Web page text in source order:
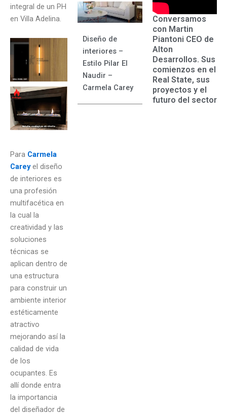
integral de un PH
en Villa Adelina.
Para Carmela
Careyel diseño
de interiores es
una profesión
multifacética en
la cual la
creatividad y las
soluciones
técnicas se
aplican dentro de
una estructura
para construir un
ambiente interior
estéticamente
atractivo
mejorando así la
calidad de vida
de los
ocupantes. Es
allí donde entra
la importancia
del diseñador de
Diseño de
interiores –
Estilo Pilar El
Naudir –
Carmela Carey
Conversamos
con Martin
Piantoni CEO de
Alton
Desarrollos. Sus
comienzos en el
Real State, sus
proyectos y el
futuro del sector